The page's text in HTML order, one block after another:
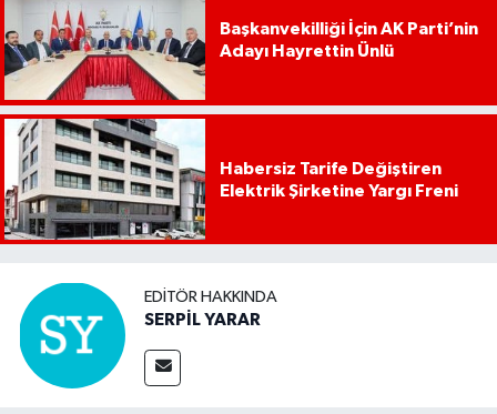
Başkanvekilliği İçin AK Parti’nin
Adayı Hayrettin Ünlü
Habersiz Tarife Değiştiren
Elektrik Şirketine Yargı Freni
EDITÖR HAKKINDA
SERPİL YARAR